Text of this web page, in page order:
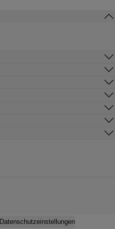
Datenschutzeinstellungen